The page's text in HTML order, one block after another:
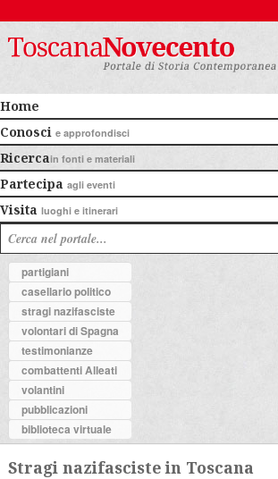
Home
Conosci e approfondisci
Ricercain fonti e materiali
Partecipa agli eventi
Visita luoghi e itinerari
partigiani
casellario politico
stragi nazifasciste
volontari di Spagna
testimonianze
combattenti Alleati
volantini
pubblicazioni
biblioteca virtuale
Stragi nazifasciste in Toscana